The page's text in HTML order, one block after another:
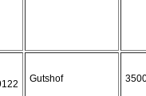
Gutshof